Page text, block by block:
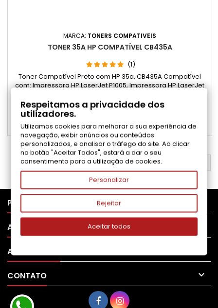
MARCA: TONERS COMPATIVEIS
TONER 35A HP COMPATÍVEL CB435A
(1)
Toner Compatível Preto com HP 35a, CB435A Compatível
com: Impressora HP LaserJet P1005, Impressora HP LaserJet
 Adicionar ao carrinho
Disponível
VOLTAR AO TOPO
PRODUTOS
APOIO AO CLIENTE
A SUA CONTA 
CONTATO 
Respeitamos a privacidade dos
utilizadores.
Utilizamos cookies para melhorar a sua experiência de
navegação, exibir anúncios ou conteúdos
personalizados, e analisar o tráfego do site. Ao clicar
no botão "Aceitar Todos", estará a dar o seu
consentimento para a utilização de cookies.
Personalizar
Rejeitar
Aceitar todos